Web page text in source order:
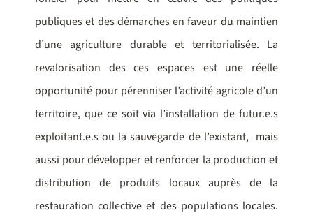
publiques et des démarches en faveur du maintien
d’une agriculture durable et territorialisée. La
revalorisation des ces espaces est une réelle
opportunité pour pérenniser l’activité agricole d’un
territoire, que ce soit via l’installation de futur.e.s
exploitant.e.s ou la sauvegarde de l’existant, mais
aussi pour développer et renforcer la production et
distribution de produits locaux auprès de la
restauration collective et des populations locales.